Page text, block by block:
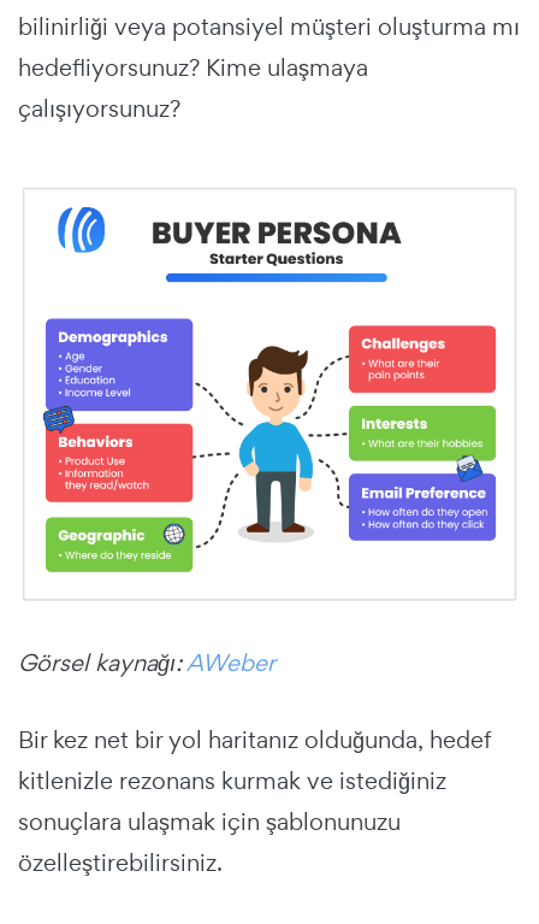
bilinirliği veya potansiyel müşteri oluşturma mı
hedefliyorsunuz? Kime ulaşmaya
çalışıyorsunuz?
Görsel kaynağı:AWeber
Bir kez net bir yol haritanız olduğunda, hedef
kitlenizle rezonans kurmak ve istediğiniz
sonuçlara ulaşmak için şablonunuzu
özelleştirebilirsiniz.